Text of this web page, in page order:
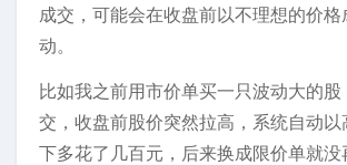
成交，可能会在收盘前以不理想的价格
动。
比如我之前用市价单买一只波动大的
交，收盘前股价突然拉高，系统自动以
下多花了几百元，后来换成限价单就